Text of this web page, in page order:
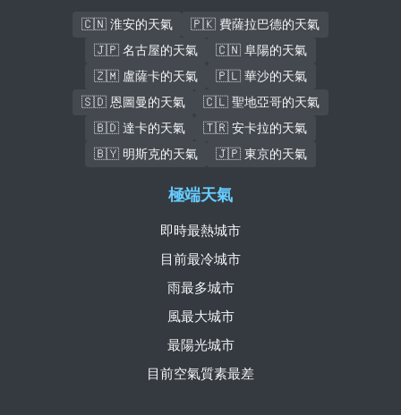
🇨🇳 淮安的天氣
🇵🇰 費薩拉巴德的天氣
🇯🇵 名古屋的天氣
🇨🇳 阜陽的天氣
🇿🇲 盧薩卡的天氣
🇵🇱 華沙的天氣
🇸🇩 恩圖曼的天氣
🇨🇱 聖地亞哥的天氣
🇧🇩 達卡的天氣
🇹🇷 安卡拉的天氣
🇧🇾 明斯克的天氣
🇯🇵 東京的天氣
極端天氣
即時最熱城市
目前最冷城市
雨最多城市
風最大城市
最陽光城市
目前空氣質素最差